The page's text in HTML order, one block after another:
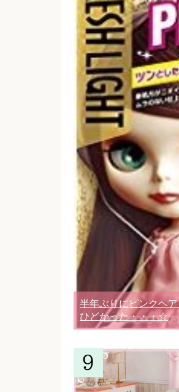
半年ぶりにピンクヘ
ひどかった・・・☆